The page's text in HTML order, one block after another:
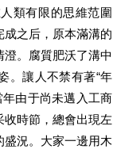
類有限的思維范圍
之后，原本滿溝的
。腐質肥沃了溝中
。讓人不禁有著“年
由于尚未邁入工商
時節，總會出現左
況。大家一邊用木